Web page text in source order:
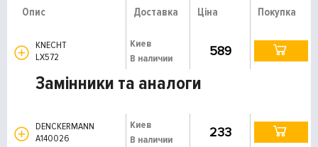
Опис Доставка Ціна Покупка
KNECHT
LX572
Киев
В наличии
589
Замінники та аналоги
DENCKERMANN
A140026
Киев
В наличии
233